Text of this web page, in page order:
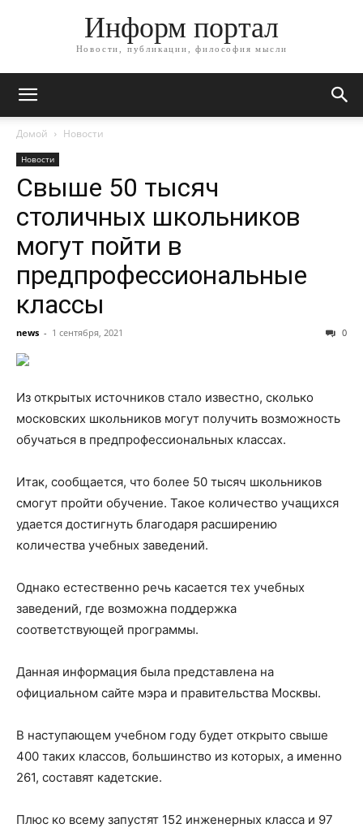
Информ портал
Новости, публикации, философия мысли
Домой Новости
Новости
Свыше 50 тысяч
столичных школьников
могут пойти в
предпрофессиональные
классы
news - 1 сентября, 2021 0
Из открытых источников стало известно, сколько
московских школьников могут получить возможность
обучаться в предпрофессиональных классах.
Итак, сообщается, что более 50 тысяч школьников
смогут пройти обучение. Такое количество учащихся
удается достигнуть благодаря расширению
количества учебных заведений.
Однако естественно речь касается тех учебных
заведений, где возможна поддержка
соответствующей программы.
Данная информация была представлена на
официальном сайте мэра и правительства Москвы.
В наступающем учебном году будет открыто свыше
400 таких классов, большинство из которых, а именно
261, составят кадетские.
Плюс ко всему запустят 152 инженерных класса и 97